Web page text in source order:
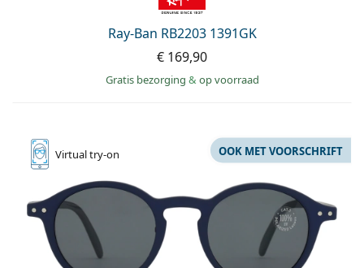
Ray-Ban RB2203 1391GK
€ 169,90
Gratis bezorging & op voorraad
Virtualtry-on OOK MET VOORSCHRIFT